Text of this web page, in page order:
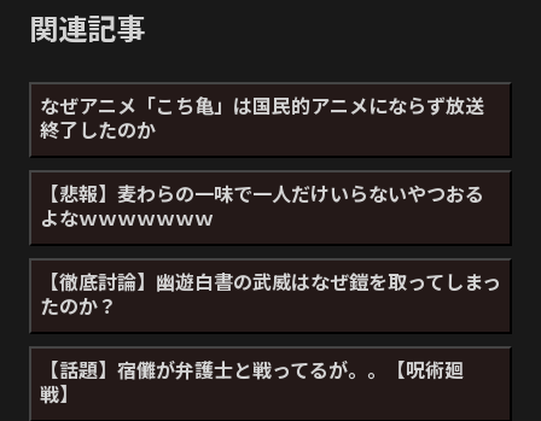
関連記事
なぜアニメ「こち亀」は国民的アニメにならず放送
終了したのか
【悲報】麦わらの一味で一人だけいらないやつおる
よなｗｗｗｗｗｗｗ
【徹底討論】幽遊白書の武威はなぜ鎧を取ってしまっ
たのか？
【話題】宿儺が弁護士と戦ってるが。。【呪術廻
戦】